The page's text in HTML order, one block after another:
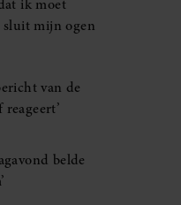
ik moet
mijn ogen
van de
belde